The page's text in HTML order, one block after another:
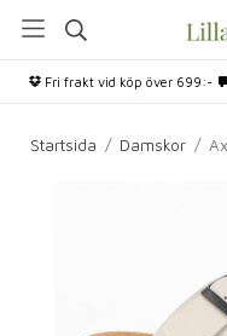
Fri frakt vid köp över 699:-
Startsida / Damskor /